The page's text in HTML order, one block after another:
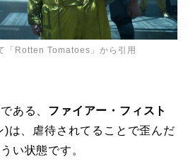
「 Rotten Tomatoes 」から引用
ある、 ファイアー・フィスト
)は、虐待されてることで歪んだ
い状態です。